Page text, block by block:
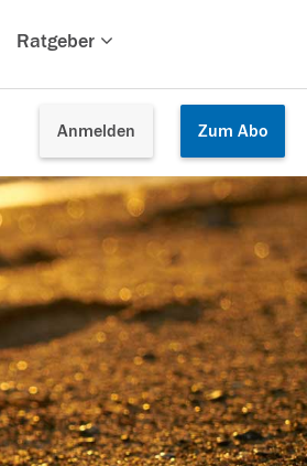
Ratgeber
Anmelden Zum Abo